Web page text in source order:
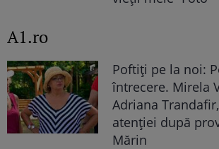
A1.ro
Poftiți pe la noi:
întrecere. Mirela
Adriana
atenției după
Mărin